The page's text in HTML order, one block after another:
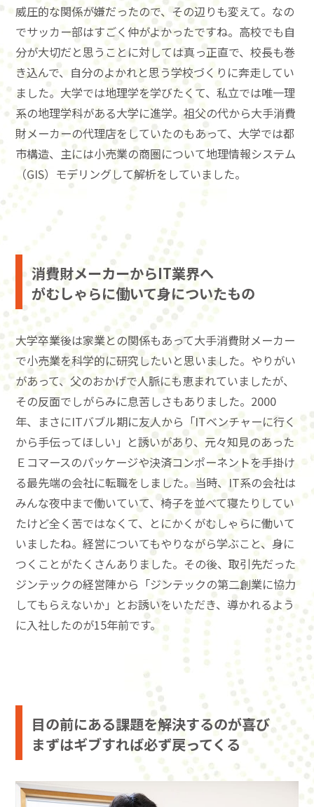
威圧的な関係が嫌だったので、その辺りも変えて。なの
でサッカー部はすごく仲がよかったですね。高校でも自
分が大切だと思うことに対しては真っ正直で、校長も巻
き込んで、自分のよかれと思う学校づくりに奔走してい
ました。大学では地理学を学びたくて、私立では唯一理
系の地理学科がある大学に進学。祖父の代から大手消費
財メーカーの代理店をしていたのもあって、大学では都
市構造、主には小売業の商圏について地理情報システム
（GIS）モデリングして解析をしていました。
消費財メーカーからIT業界へ
がむしゃらに働いて身についたもの
大学卒業後は家業との関係もあって大手消費財メーカー
で小売業を科学的に研究したいと思いました。やりがい
があって、父のおかげで人脈にも恵まれていましたが、
その反面でしがらみに息苦しさもありました。2000
年、まさにITバブル期に友人から「ITベンチャーに行く
から手伝ってほしい」と誘いがあり、元々知見のあった
Ｅコマースのパッケージや決済コンポーネントを手掛け
る最先端の会社に転職をしました。当時、IT系の会社は
みんな夜中まで働いていて、椅子を並べて寝たりしてい
たけど全く苦ではなくて、とにかくがむしゃらに働いて
いましたね。経営についてもやりながら学ぶこと、身に
つくことがたくさんありました。その後、取引先だった
ジンテックの経営陣から「ジンテックの第二創業に協力
してもらえないか」とお誘いをいただき、導かれるよう
に入社したのが15年前です。
目の前にある課題を解決するのが喜び
まずはギブすれば必ず戻ってくる